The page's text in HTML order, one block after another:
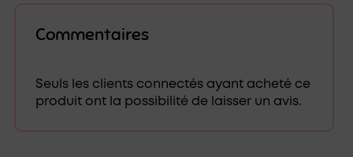
Commentaires
Seuls les clients connectés ayant acheté ce
produit ont la possibilité de laisser un avis.